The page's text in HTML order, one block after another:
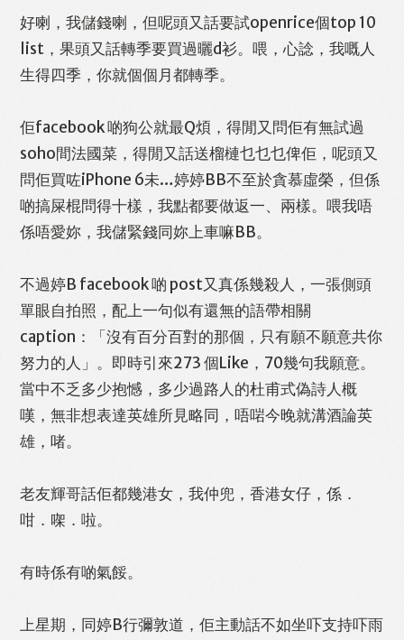
好喇，我儲錢喇，但呢頭又話要試openrice個top 10
list，果頭又話轉季要買過曬d衫。喂，心諗，我嘅人
生得四季，你就個個月都轉季。
佢facebook 啲狗公就最Q煩，得閒又問佢有無試過
soho間法國菜，得閒又話送榴槤乜乜乜俾佢，呢頭又
問佢買咗iPhone 6未…婷婷BB不至於貪慕虛榮，但係
啲搞屎棍問得十樣，我點都要做返一、兩樣。喂我唔
係唔愛妳，我儲緊錢同妳上車嘛BB。
不過婷B facebook 啲 post又真係幾殺人，一張側頭
單眼自拍照，配上一句似有還無的語帶相關
caption：「沒有百分百對的那個，只有願不願意共你
努力的人」。即時引來273 個Like，70幾句我願意。
當中不乏多少抱憾，多少過路人的杜甫式偽詩人概
嘆，無非想表達英雄所見略同，唔啱今晚就溝酒論英
雄，啫。
老友輝哥話佢都幾港女，我仲兜，香港女仔，係．
咁．㗎．啦。
有時係有啲氣餒。
上星期，同婷B行彌敦道，佢主動話不如坐吓支持吓雨